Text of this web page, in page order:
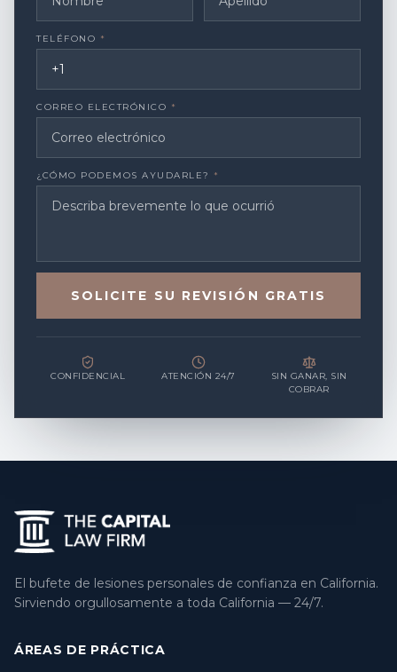
TELÉFONO *
CORREO ELECTRÓNICO *
¿CÓMO PODEMOS AYUDARLE? *
SOLICITE SU REVISIÓN GRATIS
CONFIDENCIAL ATENCIÓN 24/7
SIN GANAR, SIN
COBRAR
El bufete de lesiones personales de confianza en California.
Sirviendo orgullosamente a toda California — 24/7.
ÁREAS DE PRÁCTICA